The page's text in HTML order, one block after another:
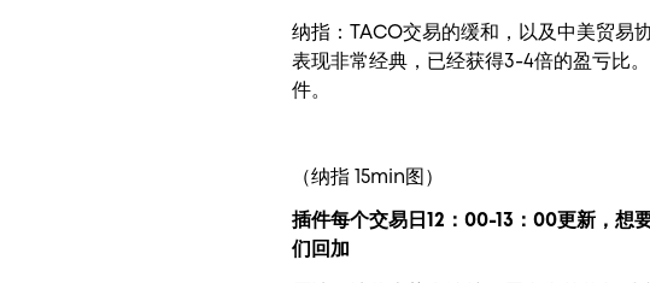
纳指：TACO交易的缓和，以及中美贸易
表现非常经典，已经获得3-4倍的盈亏比
件。
（纳指 15min图）
插件每个交易日12：00-13：00更新， 想
们回加